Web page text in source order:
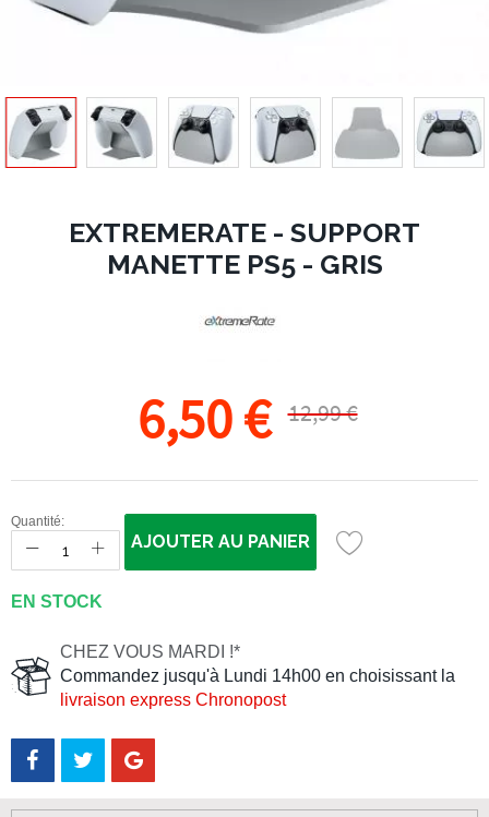
EXTREMERATE - SUPPORT
MANETTE PS5 - GRIS
6,50 € 12,99 €
Quantité:
AJOUTER AU PANIER
EN STOCK
CHEZ VOUS MARDI !*
Commandez jusqu'à Lundi 14h00 en choisissant la
livraison express Chronopost